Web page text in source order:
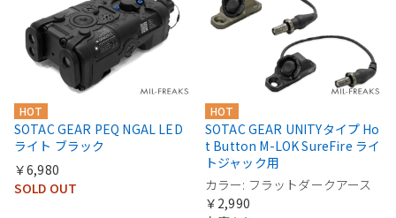
HOT
SOTAC GEAR PEQ NGAL LED
ライト ブラック
￥6,980
SOLD OUT
HOT
SOTAC GEAR UNITYタイプ Ho
t Button M-LOK SureFire ライ
トジャック用
カラー: フラットダークアース
￥2,990